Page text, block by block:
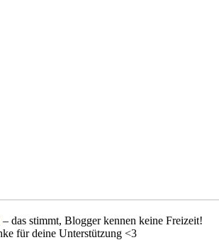
– das stimmt, Blogger kennen keine Freizeit!
für deine Unterstützung <3